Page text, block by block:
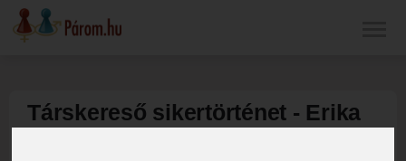
Társkereső sikertörténet - Erika